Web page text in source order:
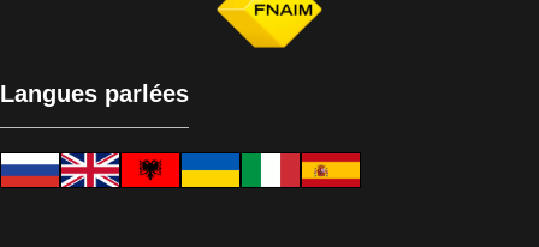
Langues parlées